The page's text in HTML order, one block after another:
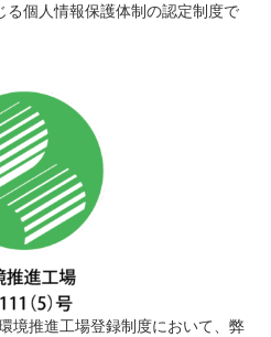
る個人情報保護体制の認定制度で
境推進工場登録制度において、弊